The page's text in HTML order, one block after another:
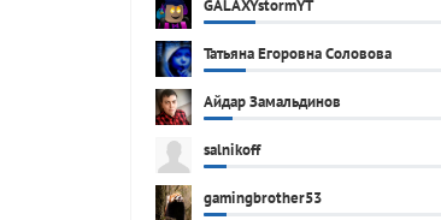
GALAXYstormYT
Татьяна Егоровна Соловова
Айдар Замальдинов
salnikoff
gamingbrother53